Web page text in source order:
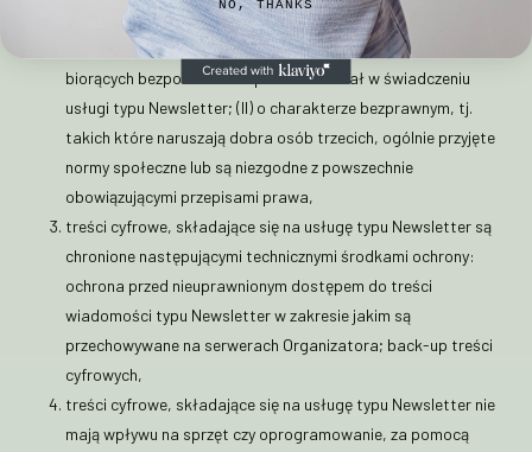
zachwianie pracy lub przeciążenie Systemów
Teleinformatycznych Organizatora lub innych podmiotów
biorących bezpośredni lub pośredni udział w świadczeniu
usługi typu Newsletter; (II) o charakterze bezprawnym, tj.
takich które naruszają dobra osób trzecich, ogólnie przyjęte
normy społeczne lub są niezgodne z powszechnie
obowiązującymi przepisami prawa,
treści cyfrowe, składające się na usługę typu Newsletter są
chronione następującymi technicznymi środkami ochrony:
ochrona przed nieuprawnionym dostępem do treści
wiadomości typu Newsletter w zakresie jakim są
przechowywane na serwerach Organizatora; back-up treści
cyfrowych,
treści cyfrowe, składające się na usługę typu Newsletter nie
mają wpływu na sprzęt czy oprogramowanie, za pomocą
NO, THANKS